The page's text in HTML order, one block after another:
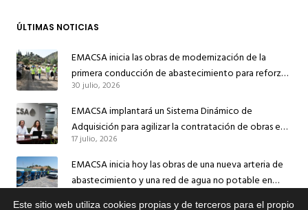
ÚLTIMAS NOTICIAS
EMACSA inicia las obras de modernización de la
primera conducción de abastecimiento para reforzar
el suministro de agua de Córdoba
30 julio, 2026
EMACSA implantará un Sistema Dinámico de
Adquisición para agilizar la contratación de obras en
sus redes e instalaciones
17 julio, 2026
EMACSA inicia hoy las obras de una nueva arteria de
abastecimiento y una red de agua no potable en
Este sitio web utiliza cookies propias y de terceros para el propio